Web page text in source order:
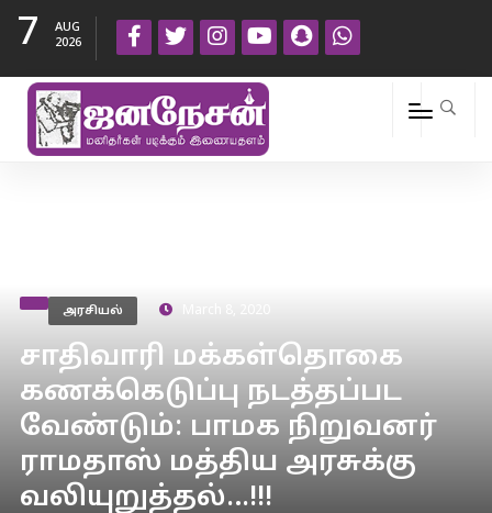
7
AUG
2026
அரசியல்
சாதிவாரி மக்கள்தொகை
கணக்கெடுப்பு நடத்தப்பட
வேண்டும்: பாமக நிறுவனர்
ராமதாஸ் மத்திய அரசுக்கு
வலியுறுத்தல்…!!!